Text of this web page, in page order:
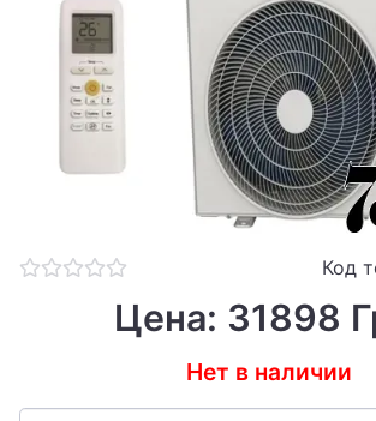
Код
Цена: 31898
Нет в наличии